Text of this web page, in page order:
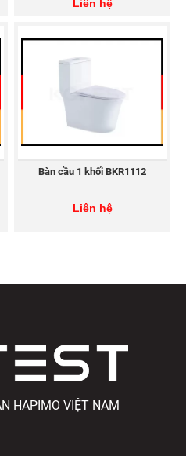
korestvietnam
@korestvietnam
Liên hệ
Bàn cầu 1 khối BKR1112
Liên hệ
HAPIMO VIỆT NAM